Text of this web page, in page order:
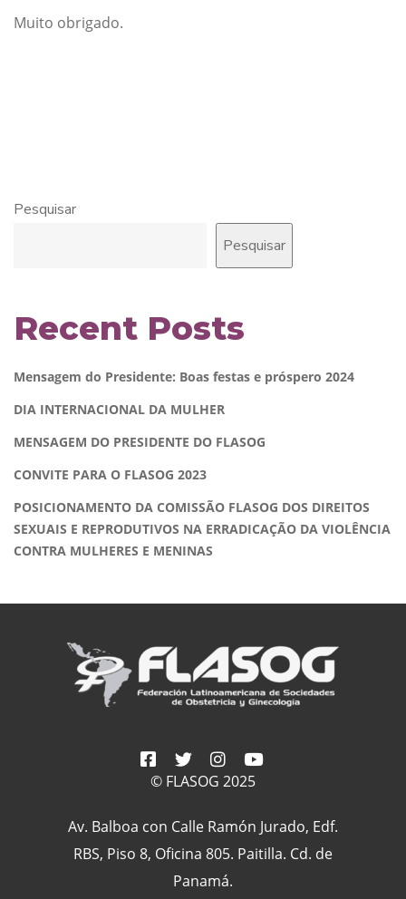
Muito obrigado.
Pesquisar
Pesquisar
Recent Posts
Mensagem do Presidente: Boas festas e próspero 2024
DIA INTERNACIONAL DA MULHER
MENSAGEM DO PRESIDENTE DO FLASOG
CONVITE PARA O FLASOG 2023
POSICIONAMENTO DA COMISSÃO FLASOG DOS DIREITOS
SEXUAIS E REPRODUTIVOS NA ERRADICAÇÃO DA VIOLÊNCIA
CONTRA MULHERES E MENINAS
© FLASOG 2025
Av. Balboa con Calle Ramón Jurado, Edf.
RBS, Piso 8, Oficina 805. Paitilla. Cd. de
Panamá.